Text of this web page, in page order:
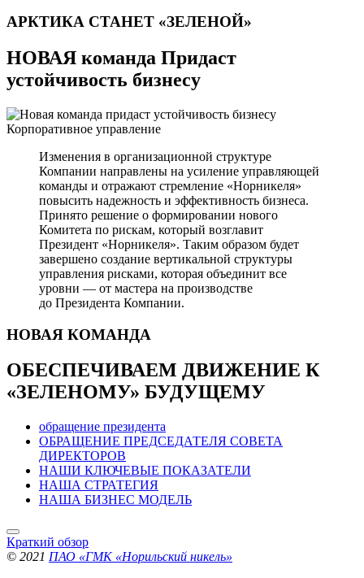
АРКТИКА СТАНЕТ «ЗЕЛЕНОЙ»
НОВАЯ команда Придаст
устойчивость бизнесу
Корпоративное управление
Изменения в организационной структуре
Компании направлены на усиление управляющей
команды и отражают стремление «Норникеля»
повысить надежность и эффективность бизнеса.
Принято решение о формировании нового
Комитета по рискам, который возглавит
Президент «Норникеля». Таким образом будет
завершено создание вертикальной структуры
управления рисками, которая объединит все
уровни — от мастера на производстве
до Президента Компании.
НОВАЯ КОМАНДА
ОБЕСПЕЧИВАЕМ ДВИЖЕНИЕ К
«ЗЕЛЕНОМУ» БУДУЩЕМУ
обращение президента
ОБРАЩЕНИЕ ПРЕДСЕДАТЕЛЯ СОВЕТА
ДИРЕКТОРОВ
НАШИ КЛЮЧЕВЫЕ ПОКАЗАТЕЛИ
НАША СТРАТЕГИЯ
НАША БИЗНЕС МОДЕЛЬ
Краткий обзор
© 2021 ПАО «ГМК «Норильский никель»